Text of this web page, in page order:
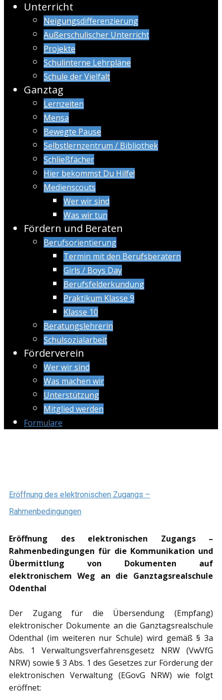
Unterricht
Neigungsdifferenzierung
Außerschulischer Unterricht
Projekte
Schulinterne Lehrpläne
Schule der Vielfalt
Ganztag
Lernzeiten
Mensa
Bewegte Pause
Selbstlernzentrum / Bibliothek
Schließfächer
Hier bekommst Du Hilfe!
Medienscouts
Wer wir sind
Was wir tun
Fördern und Beraten
Berufsorientierung
Termin mit den Berufsberatern
Girls / Boys Day
Berufsfelderkundung
Praktikum Klasse 9
Klasse 10
Beratungslehrerin
Schulsozialarbeit
Förderverein
Wer wir sind
Was machen wir
Unterstützung
Mitglied werden
Formulare
Eröffnung des elektronischen Zugangs –
Rahmenbedingungen
Eröffnung des elektronischen Zugangs –
Rahmenbedingungen für die Kommunikation und
Übermittlung von Dokumenten auf
elektronischem Weg an die Ganztagsrealschule
Odenthal
Der Zugang für die Übersendung (Empfang)
elektronischer Dokumente an die Ganztagsrealschule
Odenthal (im weiteren nur Schule) wird gemäß § 3a
Abs. 1 Verwaltungsverfahrensgesetz NRW (VwVfG
NRW) sowie § 3 Abs. 1 des Gesetzes zur Förderung der
elektronischen Verwaltung (EGovG NRW) wie folgt
eröffnet: